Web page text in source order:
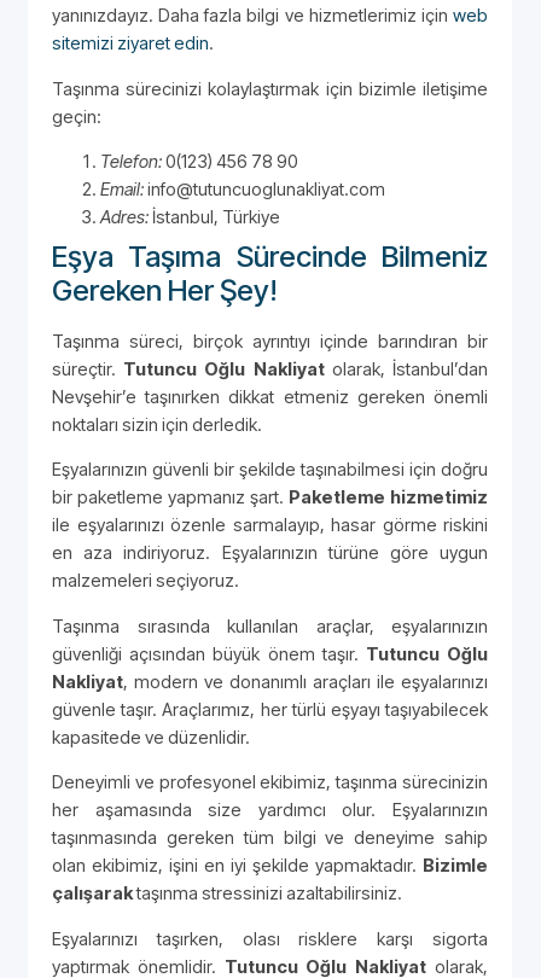
yanınızdayız. Daha fazla bilgi ve hizmetlerimiz için web
sitemizi ziyaret edin.
Taşınma sürecinizi kolaylaştırmak için bizimle iletişime
geçin:
Telefon:0(123) 456 78 90
Email:info@tutuncuoglunakliyat.com
Adres: İstanbul, Türkiye
Eşya Taşıma Sürecinde Bilmeniz
Gereken Her Şey!
Taşınma süreci, birçok ayrıntıyı içinde barındıran bir
süreçtir. Tutuncu Oğlu Nakliyatolarak, İstanbul’dan
Nevşehir’e taşınırken dikkat etmeniz gereken önemli
noktaları sizin için derledik.
Eşyalarınızın güvenli bir şekilde taşınabilmesi için doğru
bir paketleme yapmanız şart. Paketleme hizmetimiz
ile eşyalarınızı özenle sarmalayıp, hasar görme riskini
en aza indiriyoruz. Eşyalarınızın türüne göre uygun
malzemeleri seçiyoruz.
Taşınma sırasında kullanılan araçlar, eşyalarınızın
güvenliği açısından büyük önem taşır. Tutuncu Oğlu
Nakliyat, modern ve donanımlı araçları ile eşyalarınızı
güvenle taşır. Araçlarımız, her türlü eşyayı taşıyabilecek
kapasitede ve düzenlidir.
Deneyimli ve profesyonel ekibimiz, taşınma sürecinizin
her aşamasında size yardımcı olur. Eşyalarınızın
taşınmasında gereken tüm bilgi ve deneyime sahip
olan ekibimiz, işini en iyi şekilde yapmaktadır. Bizimle
çalışaraktaşınma stressinizi azaltabilirsiniz.
Eşyalarınızı taşırken, olası risklere karşı sigorta
yaptırmak önemlidir. Tutuncu Oğlu Nakliyat olarak,